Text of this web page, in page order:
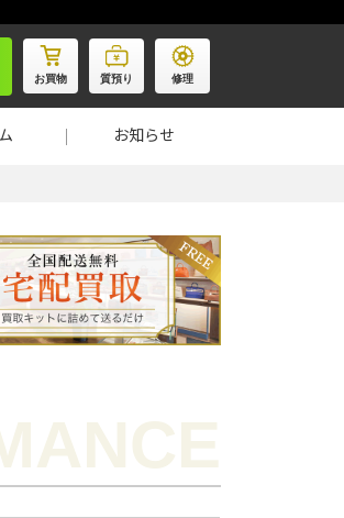
お買物 質預り 修理
お知らせ